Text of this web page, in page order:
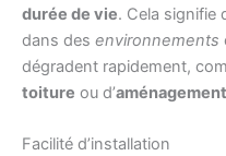
durée de vie. Cela signifie
dans des environnements
dégradent rapidement,
toiture ou d’
Facilité d’installation